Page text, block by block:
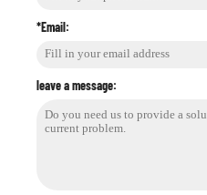
*Email:
leave a message: